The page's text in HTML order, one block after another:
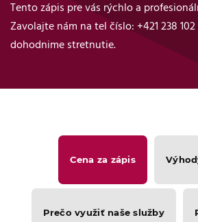
Tento zápis pre vás rýchlo a
Zavolajte nám na tel číslo: +421 238 102
dohodnime stretnutie.
Cena za zápis
Prečo využiť naše služby